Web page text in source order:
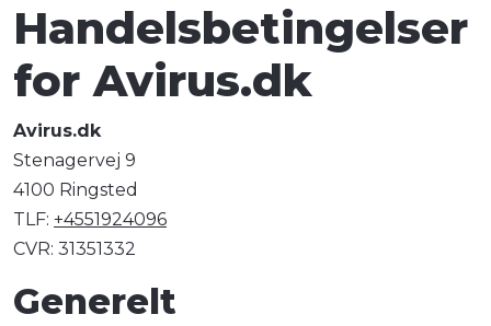
Handelsbetingelser
for Avirus.dk
Avirus.dk
Stenagervej 9
4100 Ringsted
TLF: +4551924096
CVR: 31351332
Generelt